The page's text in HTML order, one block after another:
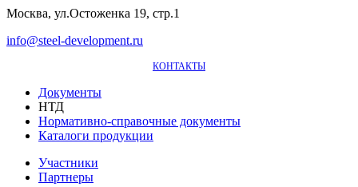
Москва, ул.Остоженка 19, стр.1
info@steel-development.ru
КОНТАКТЫ
Документы
НТД
Нормативно-справочные документы
Каталоги продукции
Участники
Партнеры